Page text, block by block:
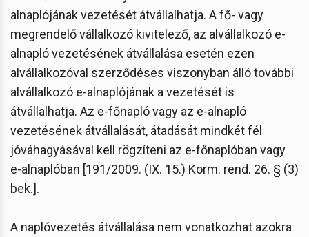
alnaplójának vezetését átvállalhatja. A fő- vagy
megrendelő vállalkozó kivitelező, az alvállalkozó e-
alnapló vezetésének átvállalása esetén ezen
alvállalkozóval szerződéses viszonyban álló további
alvállalkozó e-alnaplójának a vezetését is
átvállalhatja. Az e-főnapló vagy az e-alnapló
vezetésének átvállalását, átadását mindkét fél
jóváhagyásával kell rögzíteni az e-főnaplóban vagy
e-alnaplóban [191/2009. (IX. 15.) Korm. rend. 26. § (3)
bek.].
A naplóvezetés átvállalása nem vonatkozhat azokra